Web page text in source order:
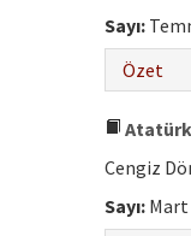
Sayı:
Özet
Atatürk
Cengiz
Sayı: Mart